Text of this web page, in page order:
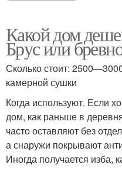
Какой дом
Брус или
Сколько стоит:
камерной сушки
Когда используют. Если
дом, как раньше в
часто оставляют без
а снаружи покрывают
Иногда получается изба,